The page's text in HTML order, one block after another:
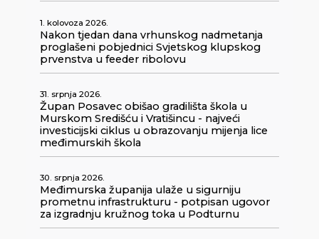
1. kolovoza 2026.
Nakon tjedan dana vrhunskog nadmetanja
proglašeni pobjednici Svjetskog klupskog
prvenstva u feeder ribolovu
31. srpnja 2026.
Župan Posavec obišao gradilišta škola u
Murskom Središću i Vratišincu - najveći
investicijski ciklus u obrazovanju mijenja lice
međimurskih škola
30. srpnja 2026.
Međimurska županija ulaže u sigurniju
prometnu infrastrukturu - potpisan ugovor
za izgradnju kružnog toka u Podturnu